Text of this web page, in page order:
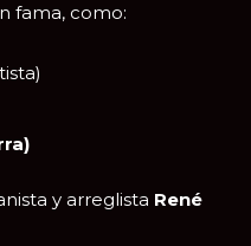
fama, como:
y arreglista René